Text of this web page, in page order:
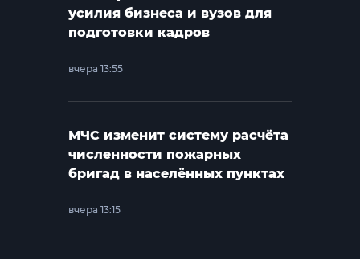
усилия бизнеса и вузов для
подготовки кадров
вчера 13:55
МЧС изменит систему расчёта
численности пожарных
бригад в населённых пунктах
вчера 13:15